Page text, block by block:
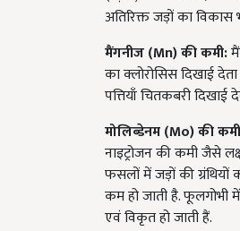
अतिरिक्त जड़ों का विकास
मैंगनीज (Mn)की कमी:
का क्लोरोसिस दिखाई
पत्तियाँ चितकबरी दिखाई
मोलिब्डेनम (Mo)की
नाइट्रोजन की कमी जैसे
फसलों में जड़ों की
कम हो जाती है. फूलगोभी
एवं विकृत हो जाती हैं.